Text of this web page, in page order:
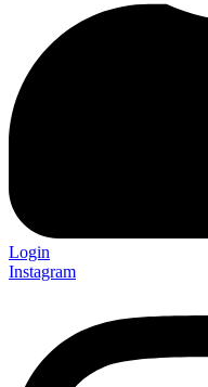
Login
Instagram